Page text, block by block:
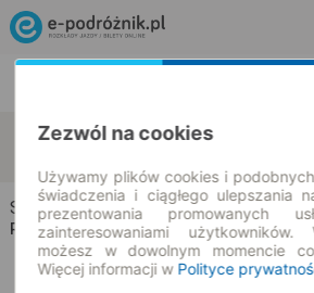
Studzianki Sadkowice
Studzianki → Sadkowice
Rozkład jazdy i bilety
Zezwól na cookies
Używamy plików cookies i
świadczenia i ciągłego ulepszania
prezentowania promowanych
zainteresowaniami
możesz w dowolnym momencie
Więcej informacji w Polityce